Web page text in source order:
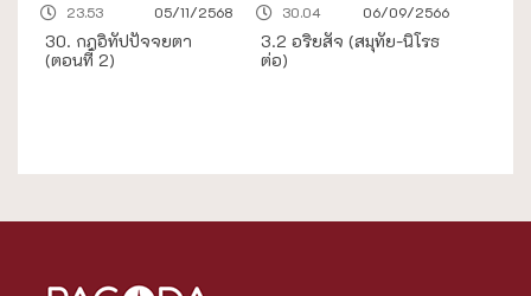
05/11/2568
23.53
30. กฎอิทัปปัจจยตา
(ตอนที่ 2)
06/09/2566
30.04
3.2 อริยสัจ (สมุทัย-นิโรธ
ต่อ)